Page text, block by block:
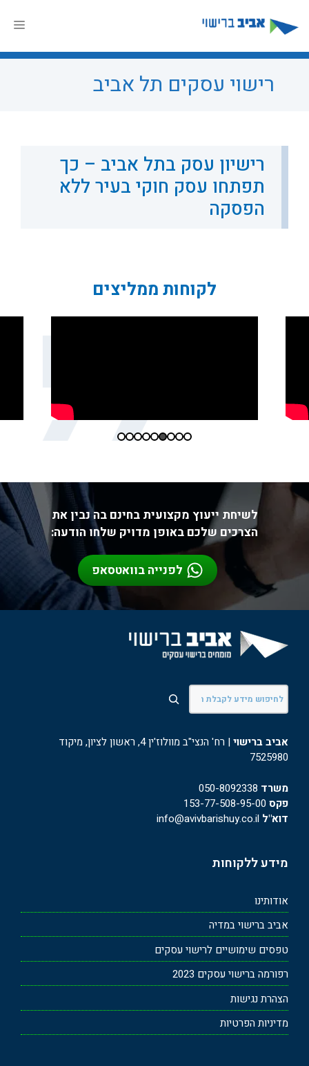
לתוכן
רישוי עסקים תל אביב
רישיון עסק בתל אביב – כך
תפתחו עסק חוקי בעיר ללא
הפסקה
לקוחות ממליצים
לשיחת ייעוץ מקצועית בחינם בה נבין את
הצרכים שלכם באופן מדויק שלחו הודעה:
לפנייה בוואטסאפ
חיפוש
אביב ברישוי
| רח' הנצי"ב מוולוז'ין 4, ראשון לציון, מיקוד
7525980
משרד 050-8092338
פקס
דוא"ל
מידע ללקוחות
אודותינו
אביב ברישוי במדיה
טפסים שימושיים לרישוי עסקים
רפורמה ברישוי עסקים 2023
הצהרת נגישות
מדיניות הפרטיות